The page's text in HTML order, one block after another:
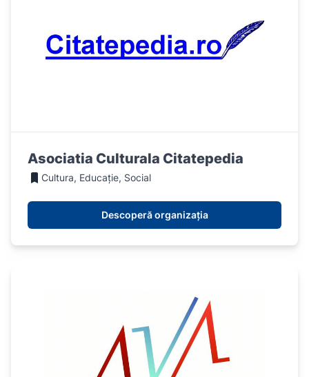
Asociatia Culturala Citatepedia
Cultura, Educație, Social
Descoperă organizația